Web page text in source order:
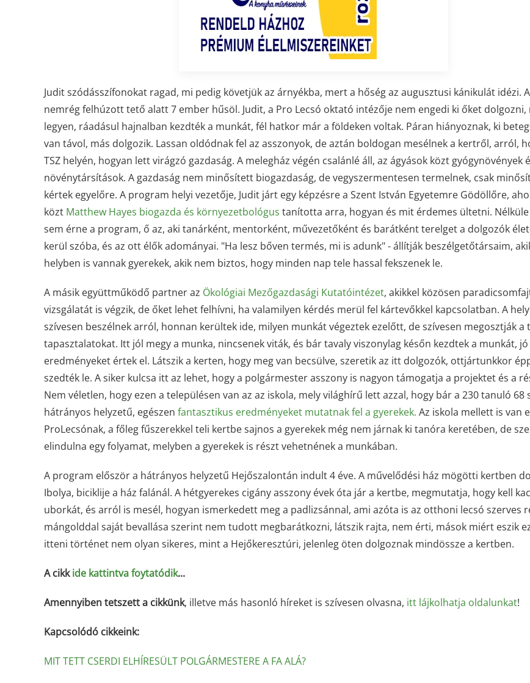
Judit szódásszífonokat ragad, mi pedig követjük az árnyékba, mert a hőség az augusztusi kánikulát idézi.
nemrég felhúzott tető alatt 7 ember hűsöl. Judit, a Pro Lecsó oktató intézője nem engedi ki őket dolgozni,
legyen, ráadásul hajnalban kezdték a munkát, fél hatkor már a földeken voltak. Páran hiányoznak, ki
van távol, más dolgozik. Lassan oldódnak fel az asszonyok, de aztán boldogan mesélnek a kertről, arról,
TSZ helyén, hogyan lett virágzó gazdaság. A melegház végén csalánlé áll, az ágyások közt gyógynövények
növénytársítások. A gazdaság nem minősített biogazdaság, de vegyszermentesen termelnek, csak
kértek egyelőre. A program helyi vezetője, Judit járt egy képzésre a Szent István Egyetemre Gödöllőre,
közt Matthew Hayes biogazda és környezetbológus tanította arra, hogyan és mit érdemes ültetni.
sem érne a program, ő az, aki tanárként, mentorként, művezetőként és barátként terelget a dolgozók
kerül szóba, és az ott élők adományai. "Ha lesz bőven termés, mi is adunk" - állítják beszélgetőtársaim,
helyben is vannak gyerekek, akik nem biztos, hogy minden nap tele hassal fekszenek le.
A másik együttműködő partner az Ökológiai Mezőgazdasági Kutatóintézet, akikkel közösen
vizsgálatát is végzik, de őket lehet felhívni, ha valamilyen kérdés merül fel kártevőkkel kapcsolatban. A
szívesen beszélnek arról, honnan kerültek ide, milyen munkát végeztek ezelőtt, de szívesen megosztják a
tapasztalatokat. Itt jól megy a munka, nincsenek viták, és bár tavaly viszonylag későn kezdtek a munkát, jó
eredményeket értek el. Látszik a kerten, hogy meg van becsülve, szeretik az itt dolgozók, ottjártunkkor
szedték le. A siker kulcsa itt az lehet, hogy a polgármester asszony is nagyon támogatja a projektet és a
Nem véletlen, hogy ezen a településen van az az iskola, mely világhírű lett azzal, hogy bár a 230 tanuló 68
hátrányos helyzetű, egészen fantasztikus eredményeket mutatnak fel a gyerekek. Az iskola mellett is van
ProLecsónak, a főleg fűszerekkel teli kertbe sajnos a gyerekek még nem járnak ki tanóra keretében, de
elindulna egy folyamat, melyben a gyerekek is részt vehetnének a munkában.
A program először a hátrányos helyzetű Hejőszalontán indult 4 éve. A művelődési ház mögötti kertben
Ibolya, biciklije a ház falánál. A hétgyerekes cigány asszony évek óta jár a kertbe, megmutatja, hogy kell
uborkát, és arról is mesél, hogyan ismerkedett meg a padlizsánnal, ami azóta is az otthoni lecsó szerves
mángolddal saját bevallása szerint nem tudott megbarátkozni, látszik rajta, nem érti, mások miért eszik
itteni történet nem olyan sikeres, mint a Hejőkeresztúri, jelenleg öten dolgoznak mindössze a kertben.
A cikkide kattintva foytatódik...
Amennyiben tetszett a cikkünk, illetve más hasonló híreket is szívesen olvasna, itt lájkolhatja oldalunkat!
Kapcsolódó cikkeink:
MIT TETT CSERDI ELHÍRESÜLT POLGÁRMESTERE A FA ALÁ?